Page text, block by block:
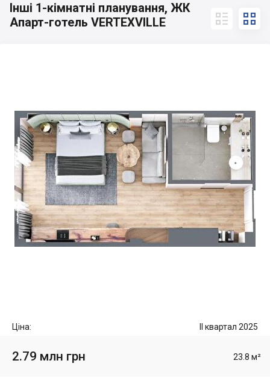
Інші 1-кімнатні планування, ЖК
Апарт-готель VERTEXVILLE
 
Ціна: II квартал 2025
2.79 млн грн 23.8 м²